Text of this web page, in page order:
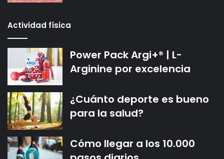
Actividad física
Power Pack Argi+® | L-
Arginine por excelencia
¿Cuánto deporte es bueno
para la salud?
Cómo llegar a los 10.000